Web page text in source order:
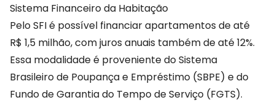
Sistema Financeiro da Habitação
Pelo SFI é possível financiar apartamentos de até
R$ 1,5 milhão, com juros anuais também de até 12%.
Essa modalidade é proveniente do Sistema
Brasileiro de Poupança e Empréstimo (SBPE) e do
Fundo de Garantia do Tempo de Serviço (FGTS).